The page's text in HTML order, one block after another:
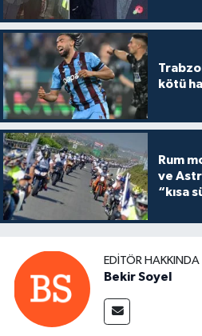
kötü
Rum
ve
“kısa
EDITÖR HAKKINDA
Bekir Soyel